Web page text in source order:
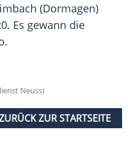
(Dormagen)
Es gewann die
Neuss)
ZUR STARTSEITE